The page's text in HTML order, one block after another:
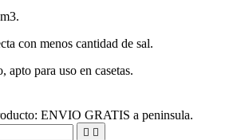
con menos cantidad de sal.
apto para uso en casetas.
ENVIO GRATIS a peninsula.
 